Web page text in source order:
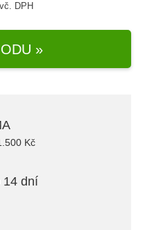
vč. DPH
»
Kč
14 dní